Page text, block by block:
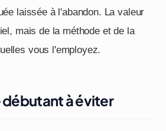
laissée à l'abandon. La valeur
mais de la méthode et de la
vous l'employez.
débutant à éviter